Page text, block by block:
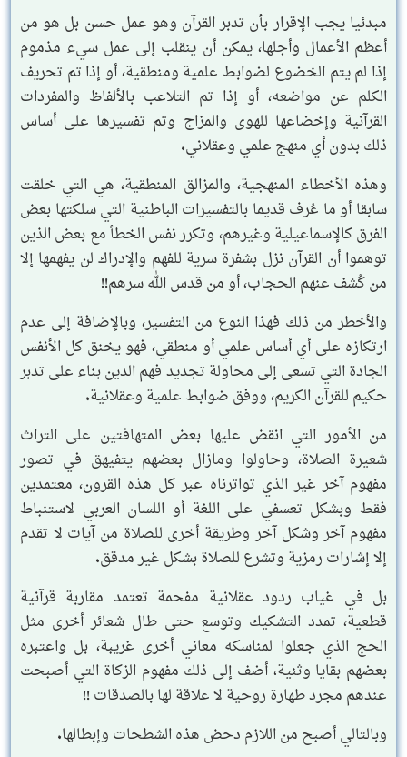
مبدئيا يجب الإقرار بأن تدبر القرآن وهو عمل حسن بل هو من
أعظم الأعمال وأجلها، يمكن أن ينقلب إلى عمل سيء مذموم
إذا لم يتم الخضوع لضوابط علمية ومنطقية، أو إذا تم تحريف
الكلم عن مواضعه، أو إذا تم التلاعب بالألفاظ والمفردات
القرآنية وإخضاعها للهوى والمزاج وتم تفسيرها على أساس
ذلك بدون أي منهج علمي وعقلاني.
وهذه الأخطاء المنهجية، والمزالق المنطقية، هي التي خلقت
سابقا أو ما عُرف قديما بالتفسيرات الباطنية التي سلكتها بعض
الفرق كالإسماعيلية وغيرهم، وتكرر نفس الخطأ مع بعض الذين
توهموا أن القرآن نزل بشفرة سرية للفهم والإدراك لن يفهمها إلا
من كُشف عنهم الحجاب، أو من قدس الله سرهم!!
والأخطر من ذلك فهذا النوع من التفسير، وبالإضافة إلى عدم
ارتكازه على أي أساس علمي أو منطقي، فهو يخنق كل الأنفس
الجادة التي تسعى إلى محاولة تجديد فهم الدين بناء على تدبر
حكيم للقرآن الكريم، ووفق ضوابط علمية وعقلانية.
من الأمور التي انقض عليها بعض المتهافتين على التراث
شعيرة الصلاة، وحاولوا ومازال بعضهم يتفيهق في تصور
مفهوم آخر غير الذي تواترناه عبر كل هذه القرون، معتمدين
فقط وبشكل تعسفي على اللغة أو اللسان العربي لاستنباط
مفهوم آخر وشكل آخر وطريقة أخرى للصلاة من آيات لا تقدم
إلا إشارات رمزية وتشرع للصلاة بشكل غير مدقق.
بل في غياب ردود عقلانية مفحمة تعتمد مقاربة قرآنية
قطعية، تمدد التشكيك وتوسع حتى طال شعائر أخرى مثل
الحج الذي جعلوا لمناسكه معاني أخرى غريبة، بل واعتبره
بعضهم بقايا وثنية، أضف إلى ذلك مفهوم الزكاة التي أصبحت
عندهم مجرد طهارة روحية لا علاقة لها بالصدقات !!
وبالتالي أصبح من اللازم دحض هذه الشطحات وإبطالها.